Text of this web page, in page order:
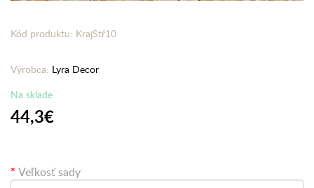
Kód produktu: KrajStř10
Výrobca: Lyra Decor
Na sklade
44,3€
Veľkosť sady